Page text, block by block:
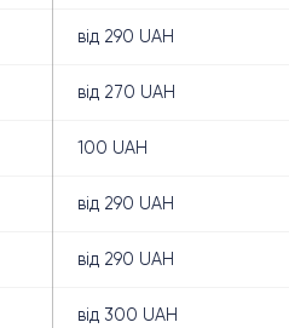
від 290 UAH
від 270 UAH
100 UAH
від 290 UAH
від 290 UAH
від 300 UAH